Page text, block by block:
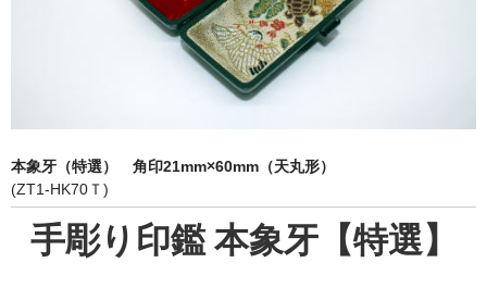
お客様の声
ご利用案内
本象牙（特選） 角印21mm×60mm（天丸形）
(ZT1-HK70Ｔ)
手彫り印鑑 本象牙【特選】